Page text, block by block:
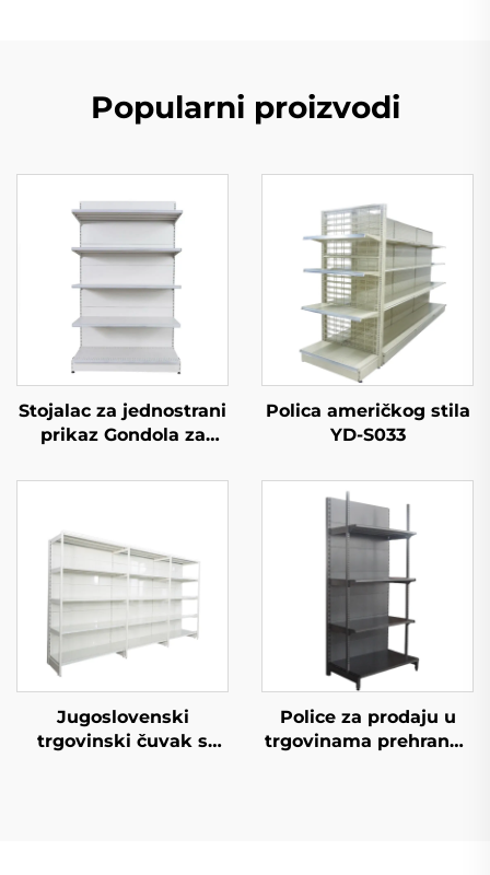
Popularni proizvodi
Stojalac za jednostrani
prikaz Gondola za
S002
Polica američkog stila
YD-S033
Jugoslovenski
trgovinski čuvak s
Police za prodaju u
trgovinama prehrane i